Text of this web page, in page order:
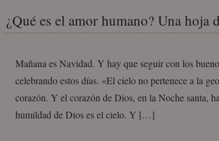
¿Qué es el amor humano? Una hoja
Mañana es Navidad. Y hay que seguir con los
celebrando estos días. «El cielo no pertenece a la
corazón. Y el corazón de Dios, en la Noche santa,
humildad de Dios es el cielo. Y […]